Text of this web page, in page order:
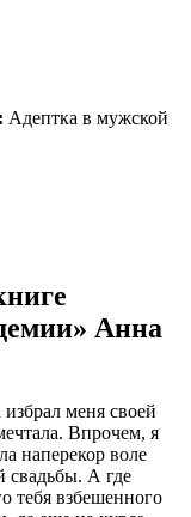
Адептка в мужской
Анна
меня своей
Впрочем, я
наперекор воле
свадьбы. А где
тебя взбешенного